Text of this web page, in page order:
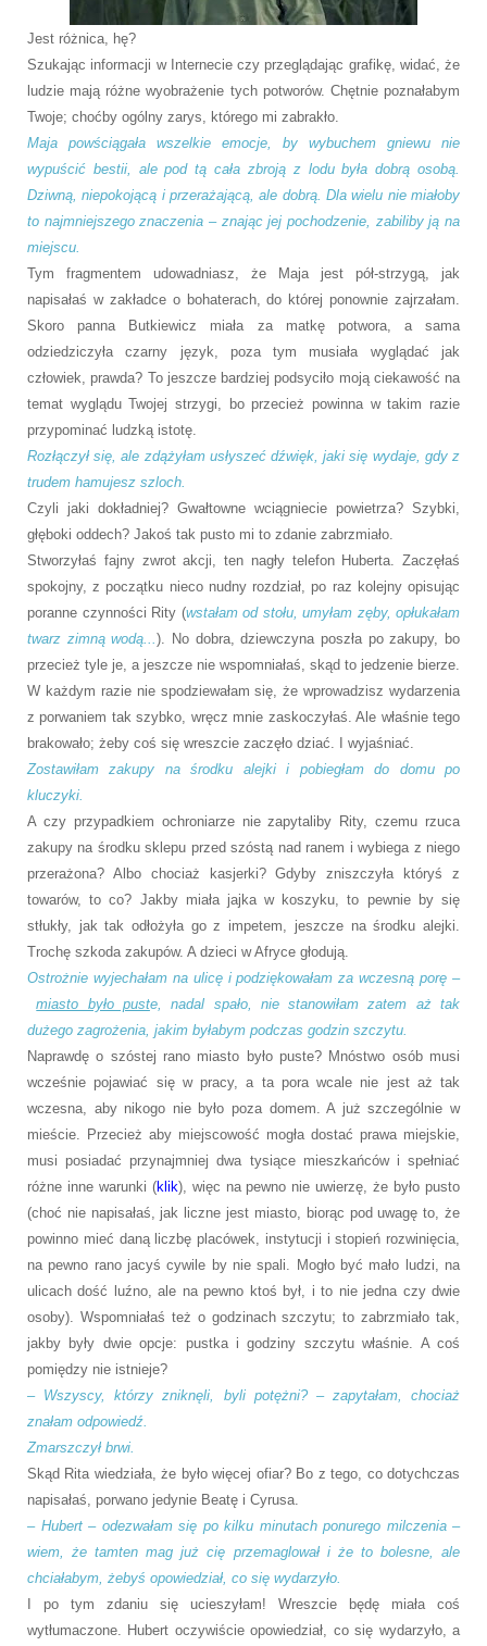
Jest różnica, hę?
Szukając informacji w Internecie czy przeglądając grafikę, widać, że
ludzie mają różne wyobrażenie tych potworów. Chętnie poznałabym
Twoje; choćby ogólny zarys, którego mi zabrakło.
Maja powściągała wszelkie emocje, by wybuchem gniewu nie
wypuścić bestii, ale pod tą cała zbroją z lodu była dobrą osobą.
Dziwną, niepokojącą i przerażającą, ale dobrą. Dla wielu nie miałoby
to najmniejszego znaczenia – znając jej pochodzenie, zabiliby ją na
miejscu.
Tym fragmentem udowadniasz, że Maja jest pół-strzygą, jak
napisałaś w zakładce o bohaterach, do której ponownie zajrzałam.
Skoro panna Butkiewicz miała za matkę potwora, a sama
odziedziczyła czarny język, poza tym musiała wyglądać jak
człowiek, prawda? To jeszcze bardziej podsyciło moją ciekawość na
temat wyglądu Twojej strzygi, bo przecież powinna w takim razie
przypominać ludzką istotę.
Rozłączył się, ale zdążyłam usłyszeć dźwięk, jaki się wydaje, gdy z
trudem hamujesz szloch.
Czyli jaki dokładniej? Gwałtowne wciągniecie powietrza? Szybki,
głęboki oddech? Jakoś tak pusto mi to zdanie zabrzmiało.
Stworzyłaś fajny zwrot akcji, ten nagły telefon Huberta. Zaczęłaś
spokojny, z początku nieco nudny rozdział, po raz kolejny opisując
poranne czynności Rity (wstałam od stołu, umyłam zęby, opłukałam
twarz zimną wodą...). No dobra, dziewczyna poszła po zakupy, bo
przecież tyle je, a jeszcze nie wspomniałaś, skąd to jedzenie bierze.
W każdym razie nie spodziewałam się, że wprowadzisz wydarzenia
z porwaniem tak szybko, wręcz mnie zaskoczyłaś. Ale właśnie tego
brakowało; żeby coś się wreszcie zaczęło dziać. I wyjaśniać.
Zostawiłam zakupy na środku alejki i pobiegłam do domu po
kluczyki.
A czy przypadkiem ochroniarze nie zapytaliby Rity, czemu rzuca
zakupy na środku sklepu przed szóstą nad ranem i wybiega z niego
przerażona? Albo chociaż kasjerki? Gdyby zniszczyła któryś z
towarów, to co? Jakby miała jajka w koszyku, to pewnie by się
stłukły, jak tak odłożyła go z impetem, jeszcze na środku alejki.
Trochę szkoda zakupów. A dzieci w Afryce głodują.
Ostrożnie wyjechałam na ulicę i podziękowałam za wczesną porę –
miasto było puste, nadal spało, nie stanowiłam zatem aż tak
dużego zagrożenia, jakim byłabym podczas godzin szczytu.
Naprawdę o szóstej rano miasto było puste? Mnóstwo osób musi
wcześnie pojawiać się w pracy, a ta pora wcale nie jest aż tak
wczesna, aby nikogo nie było poza domem. A już szczególnie w
mieście. Przecież aby miejscowość mogła dostać prawa miejskie,
musi posiadać przynajmniej dwa tysiące mieszkańców i spełniać
różne inne warunki (klik), więc na pewno nie uwierzę, że było pusto
(choć nie napisałaś, jak liczne jest miasto, biorąc pod uwagę to, że
powinno mieć daną liczbę placówek, instytucji i stopień rozwinięcia,
na pewno rano jacyś cywile by nie spali. Mogło być mało ludzi, na
ulicach dość luźno, ale na pewno ktoś był, i to nie jedna czy dwie
osoby). Wspomniałaś też o godzinach szczytu; to zabrzmiało tak,
jakby były dwie opcje: pustka i godziny szczytu właśnie. A coś
pomiędzy nie istnieje?
– Wszyscy, którzy zniknęli, byli potężni? – zapytałam, chociaż
znałam odpowiedź.
Zmarszczył brwi.
Skąd Rita wiedziała, że było więcej ofiar? Bo z tego, co dotychczas
napisałaś, porwano jedynie Beatę i Cyrusa.
– Hubert – odezwałam się po kilku minutach ponurego milczenia –
wiem, że tamten mag już cię przemaglował i że to bolesne, ale
chciałabym, żebyś opowiedział, co się wydarzyło.
I po tym zdaniu się ucieszyłam! Wreszcie będę miała coś
wytłumaczone. Hubert oczywiście opowiedział, co się wydarzyło, a